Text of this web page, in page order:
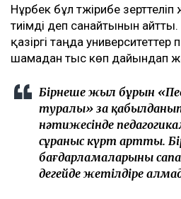
Нұрбек бұл тәжірибе
тиімді деп санайтынын
қазіргі таңда университеттер
шамадан тыс көп дайындап
Бірнеше жыл бұрын
туралы» заң
нәтижесінде
сұраныс күрт артты.
бағдарламаларының
деңгейде жетілдіре